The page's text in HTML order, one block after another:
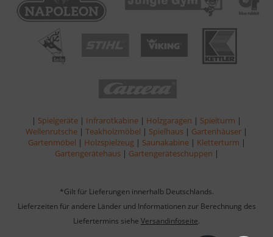
| Spielgeräte | Infrarotkabine | Holzgaragen | Spielturm |
Wellenrutsche | Teakholzmöbel | Spielhaus | Gartenhäuser |
Gartenmöbel | Holzspielzeug | Saunakabine | Kletterturm |
Gartengerätehaus | Gartengeräteschuppen |
*Gilt für Lieferungen innerhalb Deutschlands.
Lieferzeiten für andere Länder und Informationen zur Berechnung des
Liefertermins siehe Versandinfoseite.